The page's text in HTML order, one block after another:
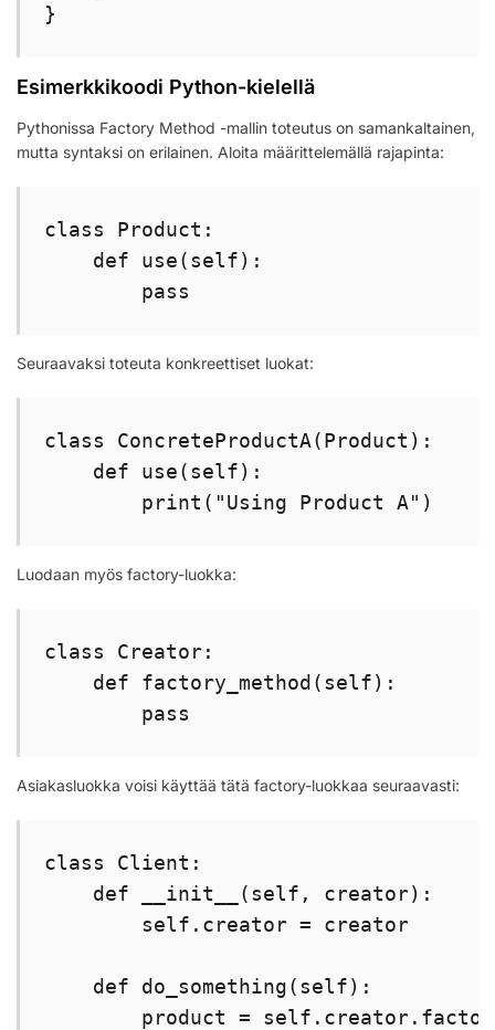
}
Esimerkkikoodi Python-kielellä
Pythonissa Factory Method -mallin toteutus on samankaltainen,
mutta syntaksi on erilainen. Aloita määrittelemällä rajapinta:
class Product:
    def use(self):
        pass
Seuraavaksi toteuta konkreettiset luokat:
class ConcreteProductA(Product):
    def use(self):
        print("Using Product A")
Luodaan myös factory-luokka:
class Creator:
    def factory_method(self):
        pass
Asiakasluokka voisi käyttää tätä factory-luokkaa seuraavasti:
class Client:
    def __init__(self, creator):
        self.creator = creator
    def do_something(self):
product =